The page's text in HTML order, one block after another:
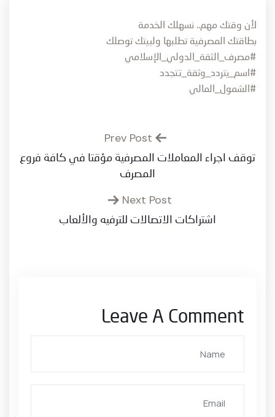
لأن وقتك مهم.. نسهلك الخدمة
بطاقتك المصرفية تطلبها ولبيتك توصلك
#مصرف_الثقة_الدولي_الإسلامي
#اسم_يتردد_وثقة_تتجدد
#الشمول_المالي
توقف اجراء المعاملات المصرفية مؤقتا في كافة فروع
المصرف
Next Post
اشتراكات الاتصالات للترفيه والألعاب
Leave A Comment